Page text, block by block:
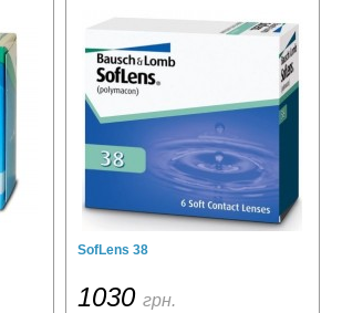
SofLens 38
1030 грн.